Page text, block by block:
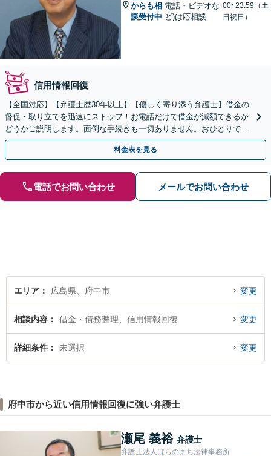
からも相
談受付中
電話・ビデオな
ど)は応相談
00~23:59（土
日祝日）
信用情報回復
【全国対応】【弁護士歴30年以上】【優しく寄り添う弁護士】借金の
督促・取り立てを迅速にストップ！お電話だけで借金が減額できるか
どうかご説明します。面倒な手続きも一切ありません。おひとりで悩
まず、お気軽にご相談ください。【電話相談可】
料金表を見る
電話でお問い合わせ メールでお問い合わせ
エリア 広島県、府中市 変更
相談内容 借金・債務整理、信用情報回復 変更
詳細条件 未選択 変更
府中市から近い信用情報回復に強い弁護士
瀬尾 義裕 弁護士
弁護士法人ばらのまち法律事務所